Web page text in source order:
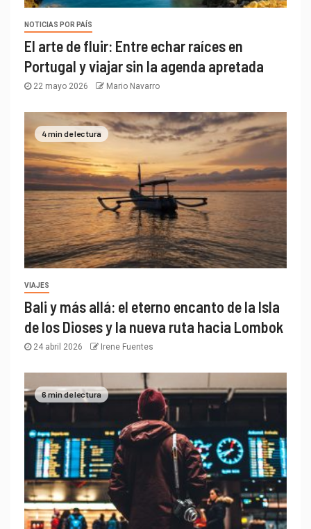
NOTICIAS POR PAÍS
El arte de fluir: Entre echar raíces en
Portugal y viajar sin la agenda apretada
22 mayo 2026 Mario Navarro
4 min de lectura
VIAJES
Bali y más allá: el eterno encanto de la Isla
de los Dioses y la nueva ruta hacia Lombok
24 abril 2026 Irene Fuentes
6 min de lectura